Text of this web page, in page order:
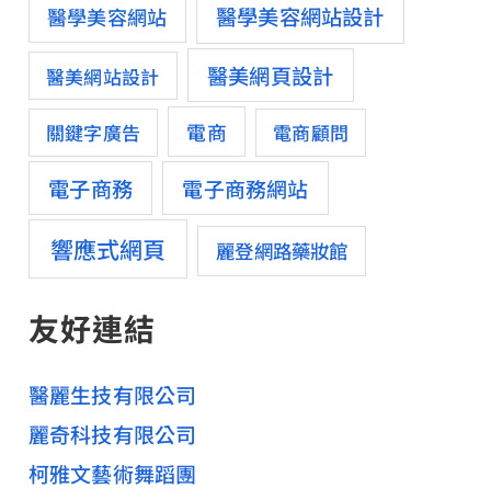
醫學美容網站 醫學美容網站設計
醫美網站設計 醫美網頁設計
關鍵字廣告 電商 電商顧問
電子商務 電子商務網站
響應式網頁 麗登網路藥妝館
友好連結
醫麗生技有限公司
麗奇科技有限公司
柯雅文藝術舞蹈團